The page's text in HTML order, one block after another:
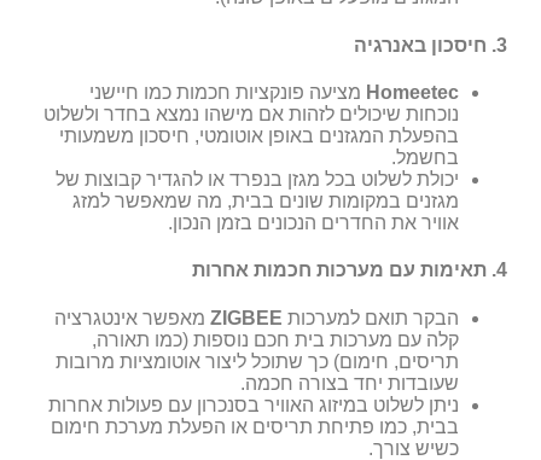
3. חיסכון באנרגיה
Homeetec מציעה פונקציות חכמות כמו חיישני
נוכחות שיכולים לזהות אם מישהו נמצא בחדר ולשלוט
בהפעלת המגזנים באופן אוטומטי, חיסכון משמעותי
בחשמל.
יכולת לשלוט בכל מגזן בנפרד או להגדיר קבוצות של
מגזנים במקומות שונים בבית, מה שמאפשר למזג
אוויר את החדרים הנכונים בזמן הנכון.
4. תאימות עם מערכות חכמות אחרות
הבקר תואם למערכות ZIGBEE מאפשר אינטגרציה
קלה עם מערכות בית חכם נוספות (כמו תאורה,
תריסים, חימום) כך שתוכל ליצור אוטומציות מרובות
שעובדות יחד בצורה חכמה.
ניתן לשלוט במיזוג האוויר בסנכרון עם פעולות אחרות
בבית, כמו פתיחת תריסים או הפעלת מערכת חימום
כשיש צורך.